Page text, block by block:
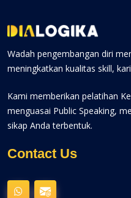
Wadah pengembangan diri
meningkatkan kualitas skill,
Kami memberikan pelatihan
menguasai Public Speaking,
sikap Anda terbentuk.
Contact Us